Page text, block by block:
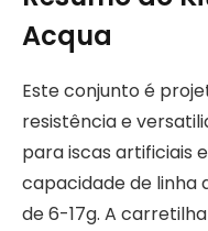
Acqua
Este conjunto é
resistência e
para iscas artificiais
capacidade de linha
de 6-17g. A